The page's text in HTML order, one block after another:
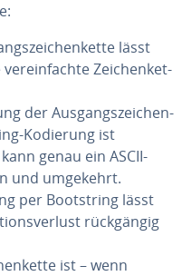
lässt
Zei­chen­ket­
der Aus­gangs­zei­chen­
Kodierung ist
genau ein ASCII-
und umgekehrt.
per Bootstring lässt
rück­gän­gig
ist – wenn